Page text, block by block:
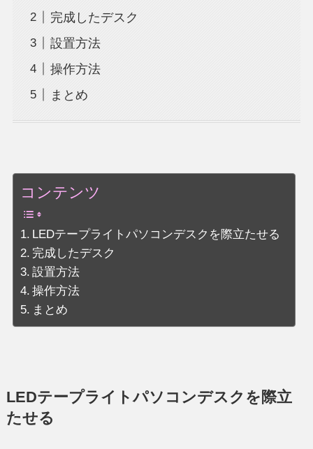
完成したデスク
設置方法
操作方法
まとめ
コンテンツ
LEDテープライトパソコンデスクを際立たせる
完成したデスク
設置方法
操作方法
まとめ
LEDテープライトパソコンデスクを際立
たせる